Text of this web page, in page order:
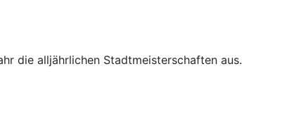
die alljährlichen Stadtmeisterschaften aus.